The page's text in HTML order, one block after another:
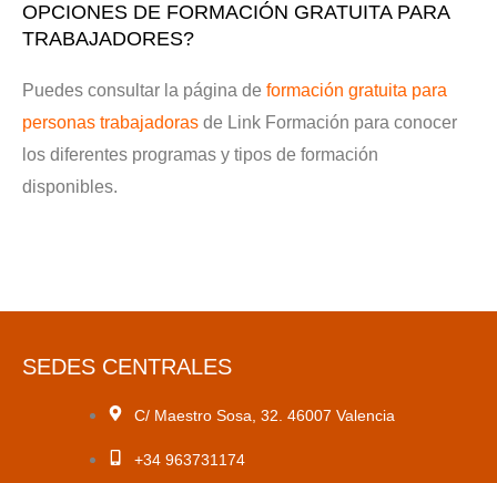
OPCIONES DE FORMACIÓN GRATUITA PARA
TRABAJADORES?
Puedes consultar la página de formación gratuita para
personas trabajadoras de Link Formación para conocer
los diferentes programas y tipos de formación
disponibles.
SEDES CENTRALES
C/ Maestro Sosa, 32. 46007 Valencia
+34 963731174